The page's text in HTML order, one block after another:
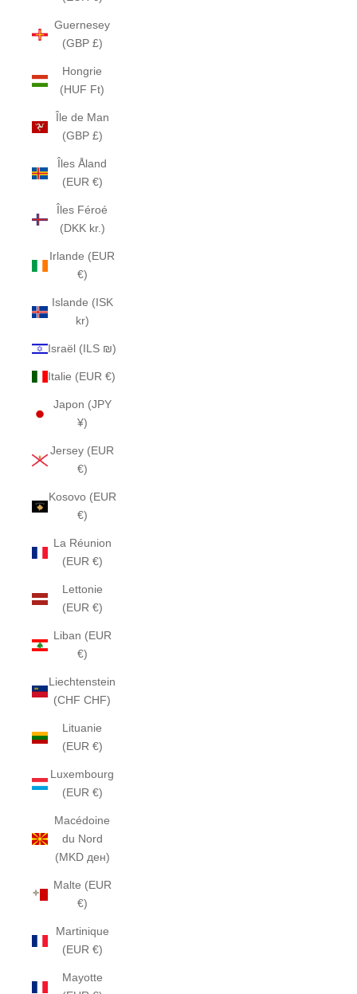
Guernesey
(GBP £)
Hongrie
(HUF Ft)
Île de Man
(GBP £)
Îles Åland
(EUR €)
Îles Féroé
(DKK kr.)
Irlande (EUR
€)
Islande (ISK
kr)
Israël (ILS ₪)
Italie (EUR €)
Japon (JPY
¥)
Jersey (EUR
€)
Kosovo (EUR
€)
La Réunion
(EUR €)
Lettonie
(EUR €)
Liban (EUR
€)
Liechtenstein
(CHF CHF)
Lituanie
(EUR €)
Luxembourg
(EUR €)
Macédoine
du Nord
(MKD ден)
Malte (EUR
€)
Martinique
(EUR €)
Mayotte